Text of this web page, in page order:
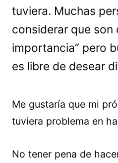
tuviera. Muchas
considerar que son
importancia” pero
es libre de desear
Me gustaría que mi
tuviera problema en
No tener pena de